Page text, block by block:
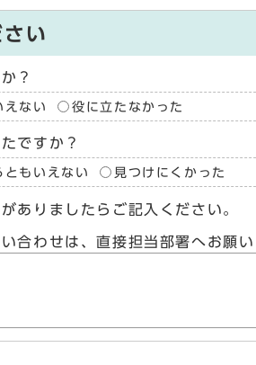
い
？
えない 役に立たなかった
ですか？
ともいえない 見つけにくかった
ありましたらご記入ください。
合わせは、直接担当部署へお願